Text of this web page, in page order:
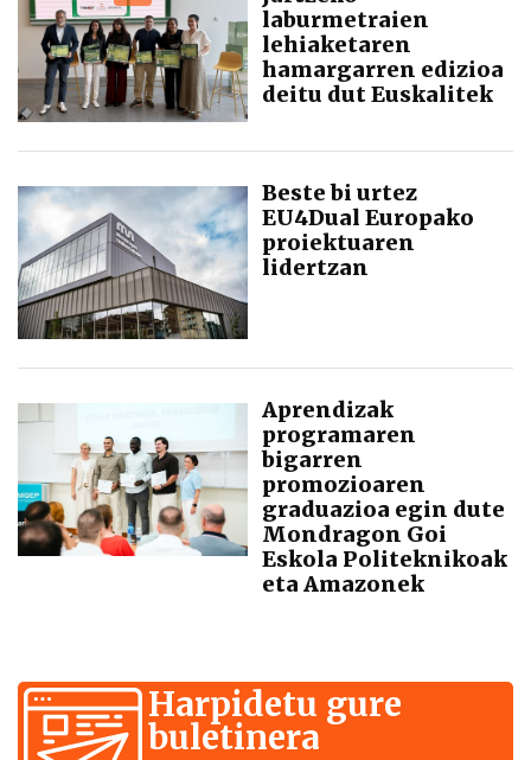
laburmetraien
lehiaketaren
hamargarren edizioa
deitu dut Euskalitek
Beste bi urtez
EU4Dual Europako
proiektuaren
lidertzan
Aprendizak
programaren
bigarren
promozioaren
graduazioa egin dute
Mondragon Goi
Eskola Politeknikoak
eta Amazonek
Harpidetu gure
buletinera